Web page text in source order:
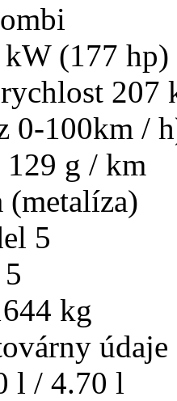
kW (177 hp)
207
0-100km /
129 g / km
(metalíza)
5
5
kg
údaje
l / 4.70 l